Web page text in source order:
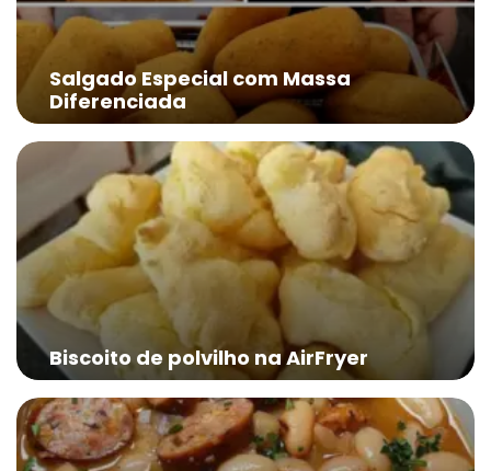
Salgado Especial com Massa
Diferenciada
Biscoito de polvilho na AirFryer